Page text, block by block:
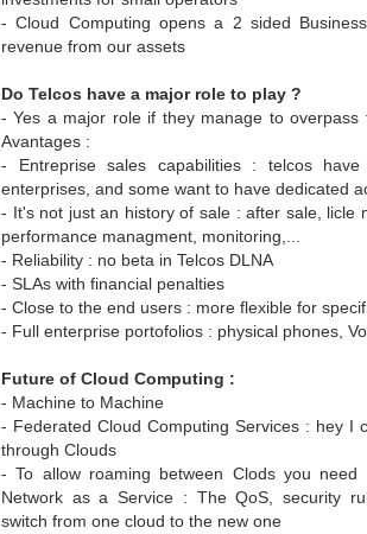
- Cloud Computing opens a 2 sided
revenue from our assets
Do Telcos have a major role to play ?
- Yes a major role if they manage to overpass
Avantages :
- Entreprise sales capabilities : telcos
enterprises, and some want to have dedicated
- It's not just an history of sale : after sale, licle
performance managment, monitoring,...
- Reliability : no beta in Telcos DLNA
- SLAs with financial penalties
- Close to the end users : more flexible for
- Full enterprise portofolios : physical phones,
Future of Cloud Computing :
- Machine to Machine
- Federated Cloud Computing Services : hey I
through Clouds
- To allow roaming between Clods you
Network as a Service : The QoS, security
switch from one cloud to the new one